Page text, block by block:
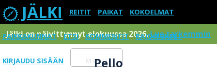
JÄLKI REITIT PAIKAT KOKOELMAT
PAIKKAKUNNAT ETSI KOMMENTIT RAJOITUKSET
KIRJAUDU SISÄÄN Menu
Jälki on päivittynnyt elokuussa 2026.Lue tarkemmin
Pello